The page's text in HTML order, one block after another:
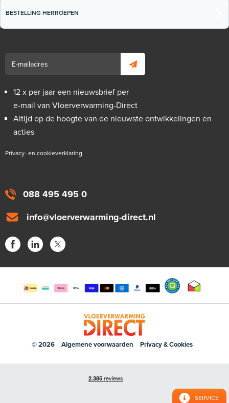
088 495 495 0
info@vloerverwarming-direct.nl
BESTELLING HERROEPEN
12 x per jaar een nieuwsbrief per
e-mail van Vloerverwarming-Direct
Altijd op de hoogte van de nieuwste ontwikkelingen en
acties
Privacy- en cookieverklaring
© 2026 Algemene voorwaarden Privacy & Cookies
SERVICE